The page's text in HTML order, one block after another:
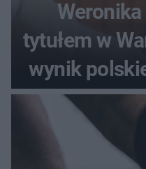
tytułem w
wynik